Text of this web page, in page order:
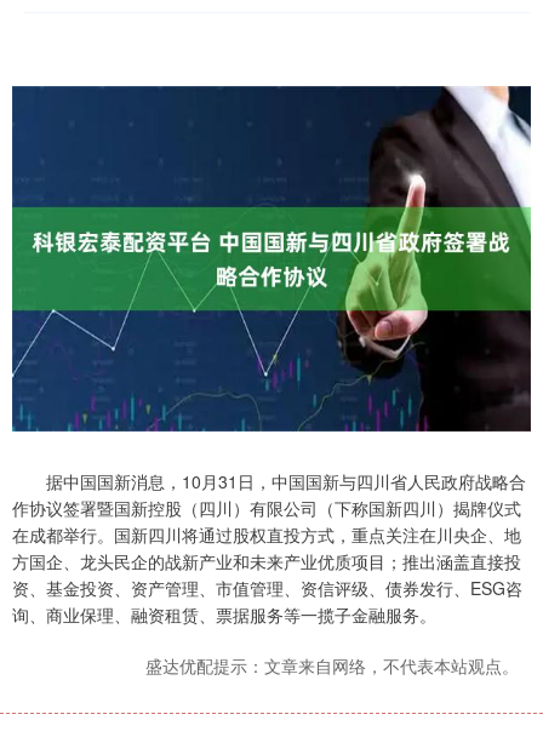
据中国国新消息，10月31日，中国国新与四川省人民政府战略合
作协议签署暨国新控股（四川）有限公司（下称国新四川）揭牌仪式
在成都举行。国新四川将通过股权直投方式，重点关注在川央企、地
方国企、龙头民企的战新产业和未来产业优质项目；推出涵盖直接投
资、基金投资、资产管理、市值管理、资信评级、债券发行、ESG咨
询、商业保理、融资租赁、票据服务等一揽子金融服务。
盛达优配提示：文章来自网络，不代表本站观点。